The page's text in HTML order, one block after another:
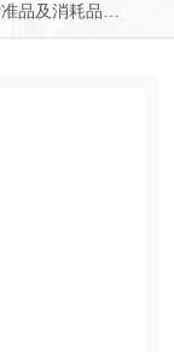
品及消耗品